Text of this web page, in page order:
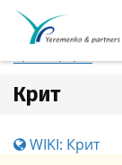
Греция
Крит
WIKI: Крит